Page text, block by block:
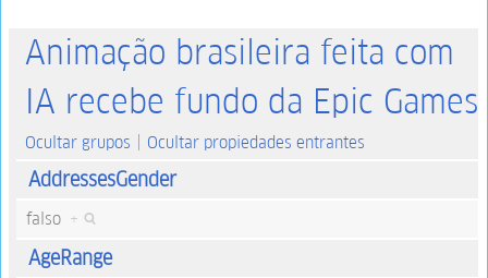
Animação brasileira feita com
IA recebe fundo da Epic Games
Ocultar grupos Ocultar propiedades entrantes
AddressesGender
falso +
AgeRange